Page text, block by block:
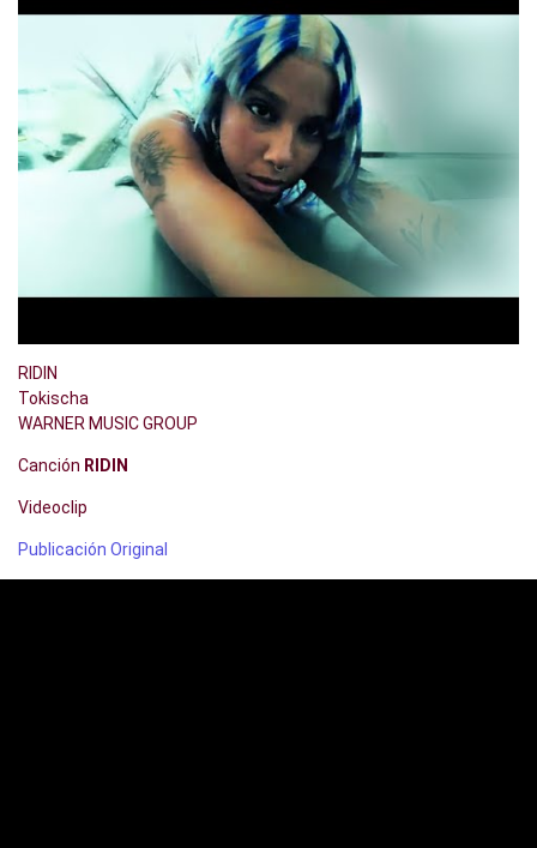
RIDIN
Tokischa
WARNER MUSIC GROUP
Canción RIDIN
Videoclip
Publicación Original